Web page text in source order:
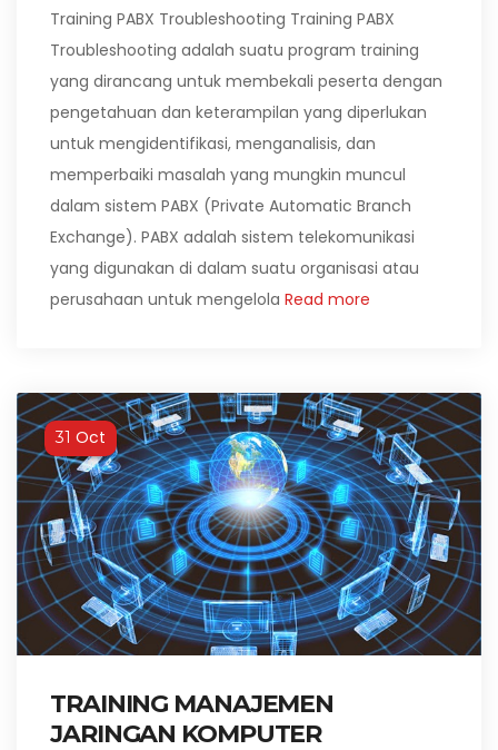
Training PABX Troubleshooting Training PABX
Troubleshooting adalah suatu program training
yang dirancang untuk membekali peserta dengan
pengetahuan dan keterampilan yang diperlukan
untuk mengidentifikasi, menganalisis, dan
memperbaiki masalah yang mungkin muncul
dalam sistem PABX (Private Automatic Branch
Exchange). PABX adalah sistem telekomunikasi
yang digunakan di dalam suatu organisasi atau
perusahaan untuk mengelola Read more
31 Oct
TRAINING MANAJEMEN
JARINGAN KOMPUTER